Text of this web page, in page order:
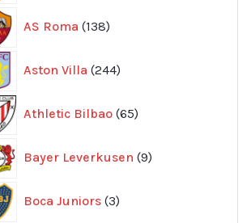
AS Roma 138
produkter
Aston Villa 244
produkter
Athletic Bilbao 65
produkter
Bayer Leverkusen 9
produkter
Boca Juniors 3
produkter